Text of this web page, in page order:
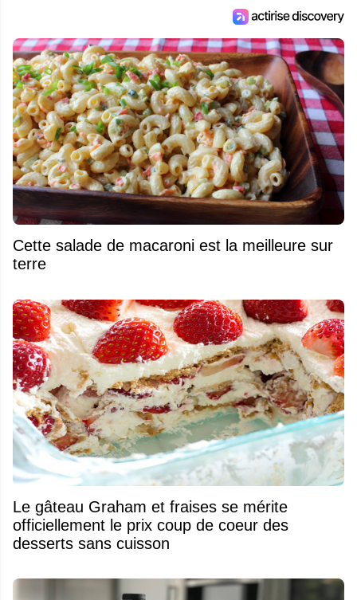
Cette salade de macaroni est la meilleure sur
terre
Le gâteau Graham et fraises se mérite
officiellement le prix coup de coeur des
desserts sans cuisson